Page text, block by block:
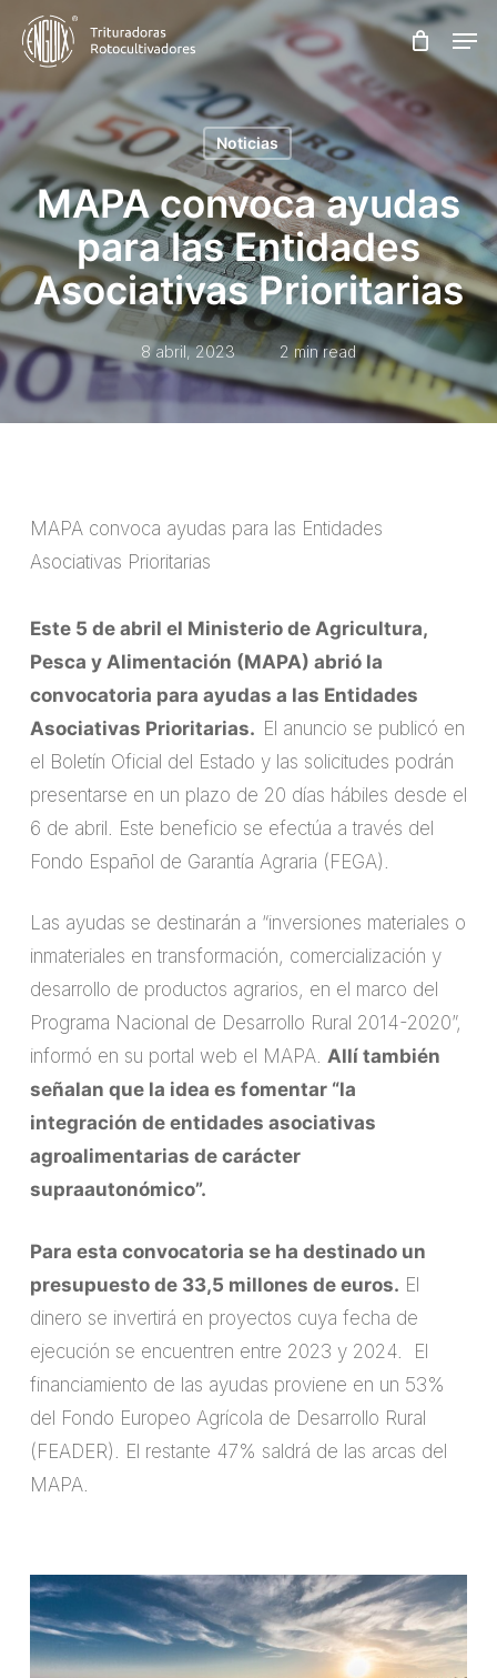
Skip
content
Noticias
MAPA convoca ayudas
para las Entidades
Asociativas Prioritarias
8 abril, 2023 2 min read
MAPA convoca ayudas para las Entidades
Asociativas Prioritarias
Este 5 de abril el Ministerio de Agricultura,
Pesca y Alimentación (MAPA) abrió la
convocatoria para ayudas a las Entidades
Asociativas Prioritarias. El anuncio se publicó en
el Boletín Oficial del Estado y las solicitudes podrán
presentarse en un plazo de 20 días hábiles desde el
6 de abril. Este beneficio se efectúa a través del
Fondo Español de Garantía Agraria (FEGA).
Las ayudas se destinarán a “inversiones materiales o
inmateriales en transformación, comercialización y
desarrollo de productos agrarios, en el marco del
Programa Nacional de Desarrollo Rural 2014-2020”,
informó en su portal web el MAPA. Allí también
señalan que la idea es fomentar “la
integración de entidades asociativas
agroalimentarias de carácter
supraautonómico”.
Para esta convocatoria se ha destinado un
presupuesto de 33,5 millones de euros. El
dinero se invertirá en proyectos cuya fecha de
ejecución se encuentren entre 2023 y 2024. El
financiamiento de las ayudas proviene en un 53%
del Fondo Europeo Agrícola de Desarrollo Rural
(FEADER). El restante 47% saldrá de las arcas del
MAPA.